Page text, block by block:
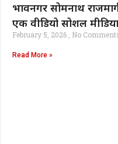
भावनगर सोमनाथ
एक वीडियो सोशल
February 5, 2026 No
Read More »